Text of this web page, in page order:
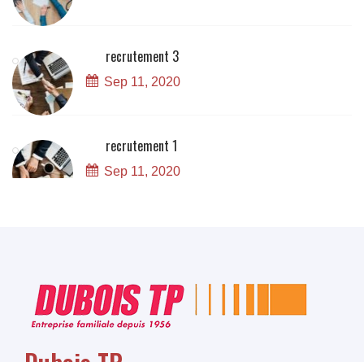
recrutement 3
Sep 11, 2020
recrutement 1
Sep 11, 2020